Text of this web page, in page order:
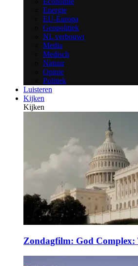
Energie
EU-Europa
Geopolitiek
NL verbouwt
Media
Medisch
Natuur
Opinie
Politiek
Luisteren
Kijken
Kijken
Zondagfilm: God Complex: